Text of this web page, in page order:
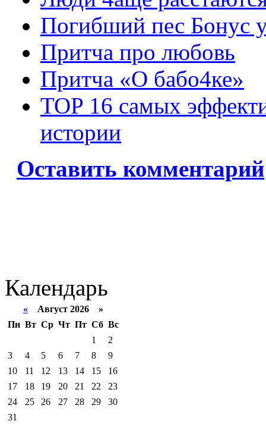
Погибший пес Бонус
Притча про любовь
Притча «О бабо4ке»
TOP 16 самых
истории
Оставить комментарий
Календарь
« Август 2026 »
Пн Вт Ср Чт Пт Сб Вс
1
2
3
4 5 6 7 8
9
10
11 12 13 14 15
16
17
18 19 20 21 22
23
24
25 26 27 28 29
30
31